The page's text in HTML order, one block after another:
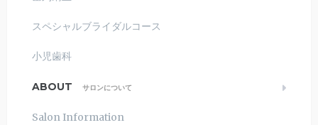
スペシャルブライダルコース
小児歯科
ABOUT サロンについて
Salon Information